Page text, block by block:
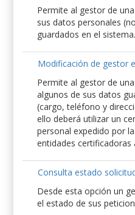
Permite al gestor de
sus datos personales
guardados en el sistema.
Modificación de gestor
Permite al gestor de
algunos de sus datos
(cargo, teléfono y
ello deberá utilizar un
personal expedido por
entidades certificadoras
Consulta estado
Desde esta opción un
el estado de sus